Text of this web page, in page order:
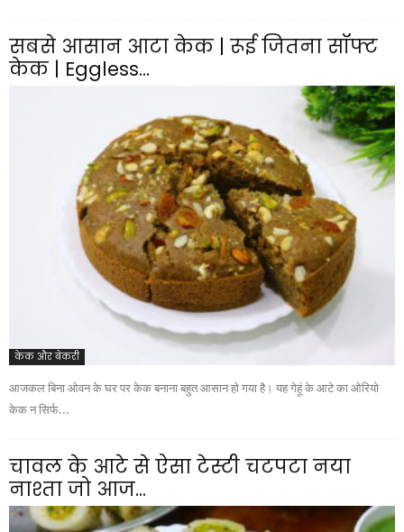
सबसे आसान आटा केक | रूई जितना सॉफ्ट
केक | Eggless...
केक और बेकरी
आजकल बिना ओवन के घर पर केक बनाना बहुत आसान हो गया है। यह गेहूं के आटे का ओरियो
केक न सिर्फ...
चावल के आटे से ऐसा टेस्टी चटपटा नया
नाश्ता जो आज...